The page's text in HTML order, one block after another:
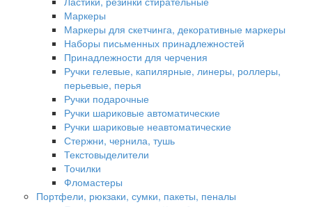
Маркеры
Маркеры для скетчинга, декоративные маркеры
Наборы письменных принадлежностей
Принадлежности для черчения
Ручки гелевые, капилярные, линеры, роллеры,
перьевые, перья
Ручки подарочные
Ручки шариковые автоматические
Ручки шариковые неавтоматические
Стержни, чернила, тушь
Текстовыделители
Точилки
Фломастеры
Портфели, рюкзаки, сумки, пакеты, пеналы